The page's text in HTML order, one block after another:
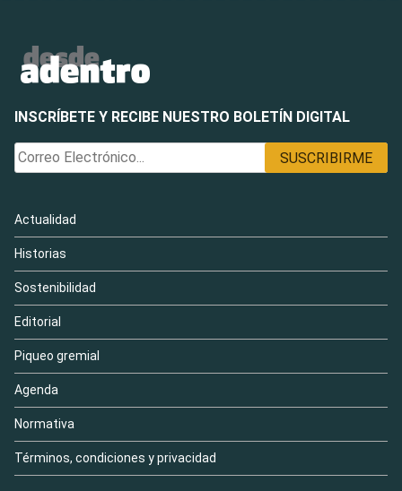
INSCRÍBETE Y RECIBE NUESTRO BOLETÍN DIGITAL
Actualidad
Historias
Sostenibilidad
Editorial
Piqueo gremial
Agenda
Normativa
Términos, condiciones y privacidad